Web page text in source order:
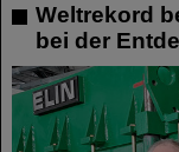
Weltrekord
bei der